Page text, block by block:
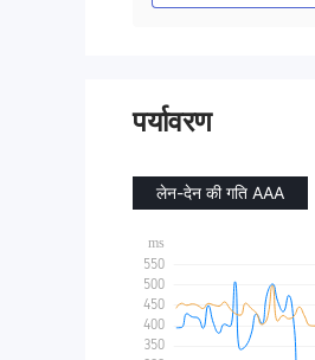
पर्यावरण
लेन-देन की गति AAA